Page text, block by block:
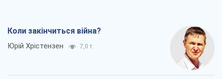
Коли закінчиться війна?
Юрій Хрістензен 7,0 т.